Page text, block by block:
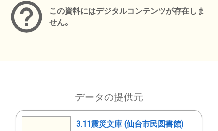
この資料にはデジタルコンテンツが存在しま
せん。
データの提供元
3.11震災文庫 (仙台市民図書館)